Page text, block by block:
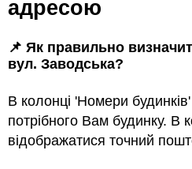
адресою
📌 Як правильно
вул. Заводська?
В колонці 'Номери
потрібного Вам будинку. В
відображатися точний